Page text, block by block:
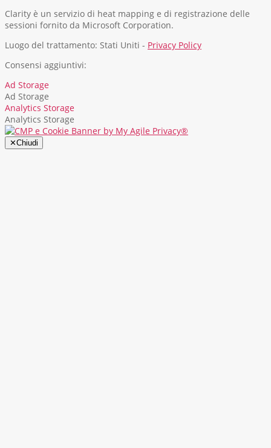
Clarity è un servizio di heat mapping e di registrazione delle
sessioni fornito da Microsoft Corporation.
Luogo del trattamento: Stati Uniti - Privacy Policy
Consensi aggiuntivi:
Ad Storage
Ad Storage
Analytics Storage
Analytics Storage
✕Chiudi